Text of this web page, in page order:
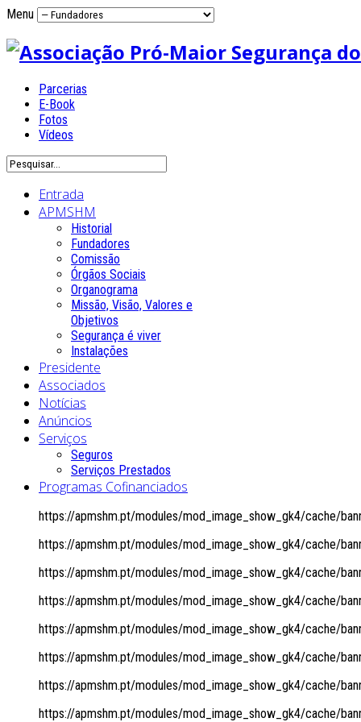
Menu
Parcerias
E-Book
Fotos
Vídeos
Entrada
APMSHM
Historial
Fundadores
Comissão
Órgãos Sociais
Organograma
Missão, Visão, Valores e
Objetivos
Segurança é viver
Instalações
Presidente
Associados
Notícias
Anúncios
Serviços
Seguros
Serviços Prestados
Programas Cofinanciados
https://apmshm.pt/modules/mod_image_show_gk4/cache/
https://apmshm.pt/modules/mod_image_show_gk4/cache/
https://apmshm.pt/modules/mod_image_show_gk4/cache/
https://apmshm.pt/modules/mod_image_show_gk4/cache/
https://apmshm.pt/modules/mod_image_show_gk4/cache/
https://apmshm.pt/modules/mod_image_show_gk4/cache/
https://apmshm.pt/modules/mod_image_show_gk4/cache/
https://apmshm.pt/modules/mod_image_show_gk4/cache/